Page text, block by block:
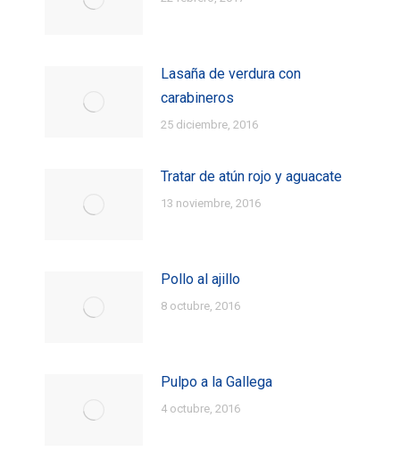
Lasaña de verdura con
carabineros
25 diciembre, 2016
Tratar de atún rojo y aguacate
13 noviembre, 2016
Pollo al ajillo
8 octubre, 2016
Pulpo a la Gallega
4 octubre, 2016